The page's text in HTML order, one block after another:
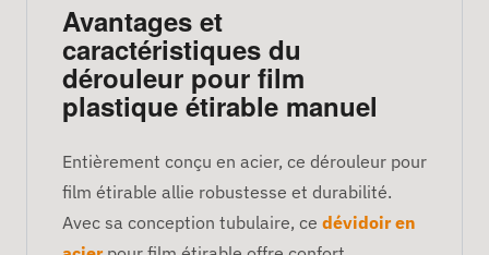
Avantages et
caractéristiques du
dérouleur pour film
plastique étirable manuel
Entièrement conçu en acier, ce dérouleur pour
film étirable allie robustesse et durabilité.
Avec sa conception tubulaire, ce dévidoir en